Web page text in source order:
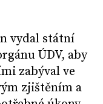
vydal státní
ÚDV, aby
zabýval ve
zjištěním a